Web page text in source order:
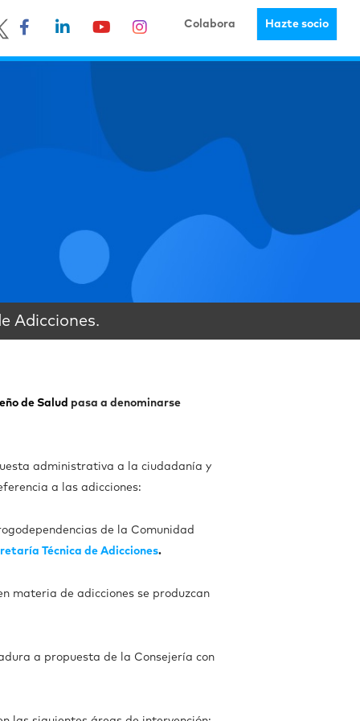
Colabora Hazte socio
Adicciones.
de Salud pasa a denominarse
administrativa a la ciudadanía y
a las adicciones:
de la Comunidad
Técnica de Adicciones.
materia de adicciones se produzcan
a propuesta de la Consejería con